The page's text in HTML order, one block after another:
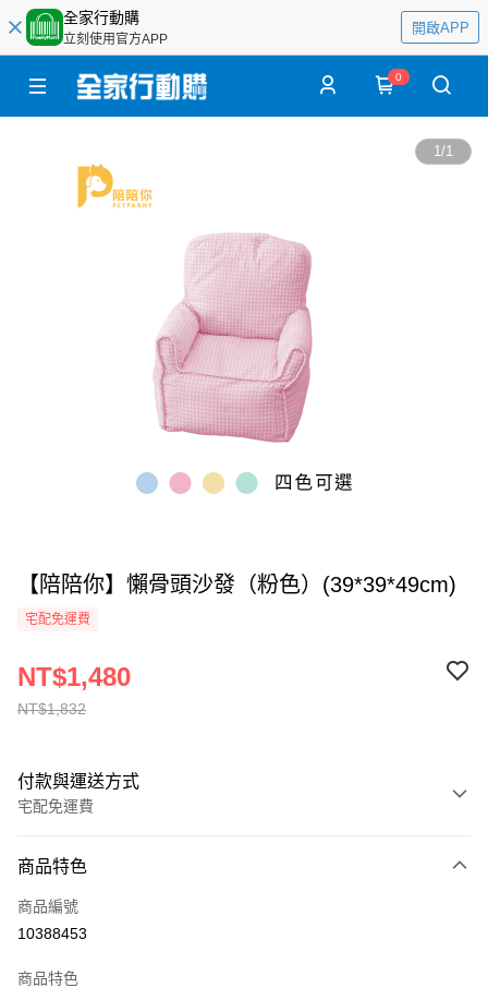
全家行動購
立刻使用官方APP
開啟APP
0
1/1
【陪陪你】懶骨頭沙發（粉色）(39*39*49cm)
宅配免運費
NT$1,832
NT$1,480
付款與運送方式
宅配免運費
全家線上支付
運送方式
本島宅配-活動商品
商品特色
商品編號
10388453
商品特色